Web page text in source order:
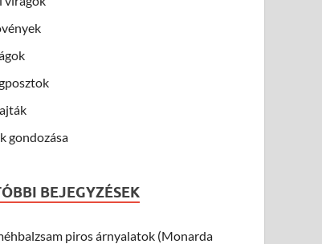
gondozása
BEJEGYZÉSEK
piros árnyalatok (Monarda